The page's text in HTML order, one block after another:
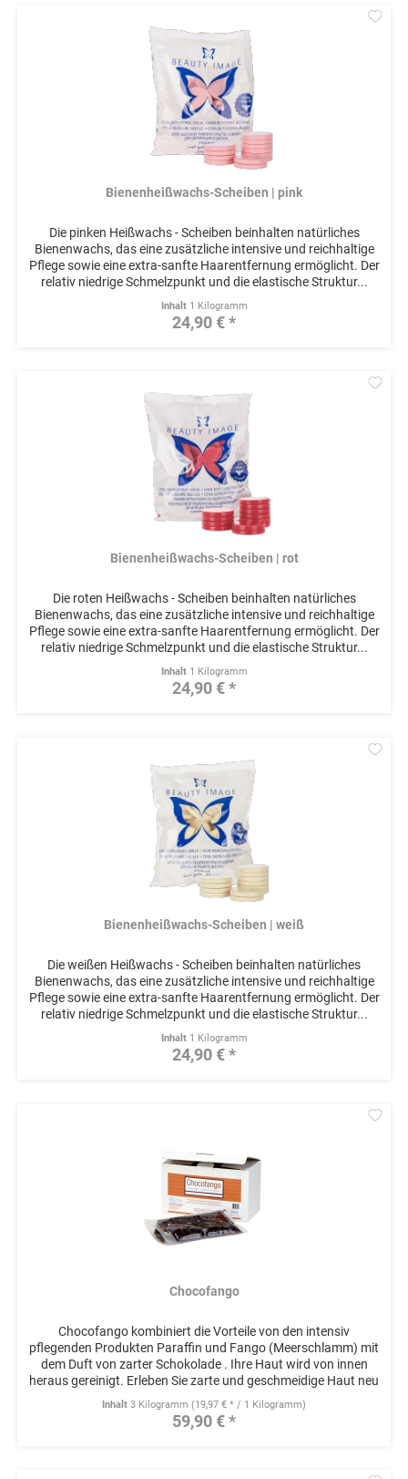
Bienenheißwachs-Scheiben | pink
Die pinken Heißwachs - Scheiben beinhalten natürliches
Bienenwachs, das eine zusätzliche intensive und reichhaltige
Pflege sowie eine extra-sanfte Haarentfernung ermöglicht. Der
relativ niedrige Schmelzpunkt und die elastische Struktur...
Inhalt 1 Kilogramm
24,90 € *
Bienenheißwachs-Scheiben | rot
Die roten Heißwachs - Scheiben beinhalten natürliches
Bienenwachs, das eine zusätzliche intensive und reichhaltige
Pflege sowie eine extra-sanfte Haarentfernung ermöglicht. Der
relativ niedrige Schmelzpunkt und die elastische Struktur...
Inhalt 1 Kilogramm
24,90 € *
Bienenheißwachs-Scheiben | weiß
Die weißen Heißwachs - Scheiben beinhalten natürliches
Bienenwachs, das eine zusätzliche intensive und reichhaltige
Pflege sowie eine extra-sanfte Haarentfernung ermöglicht. Der
relativ niedrige Schmelzpunkt und die elastische Struktur...
Inhalt 1 Kilogramm
24,90 € *
Chocofango
Chocofango kombiniert die Vorteile von den intensiv
pflegenden Produkten Paraffin und Fango (Meerschlamm) mit
dem Duft von zarter Schokolade . Ihre Haut wird von innen
heraus gereinigt. Erleben Sie zarte und geschmeidige Haut neu
- und...
Inhalt 3 Kilogramm (19,97 € * / 1 Kilogramm)
59,90 € *